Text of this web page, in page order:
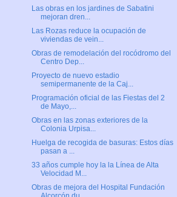
Las obras en los jardines de Sabatini
mejoran dren...
Las Rozas reduce la ocupación de
viviendas de vein...
Obras de remodelación del rocódromo del
Centro Dep...
Proyecto de nuevo estadio
semipermanente de la Caj...
Programación oficial de las Fiestas del 2
de Mayo,...
Obras en las zonas exteriores de la
Colonia Urpisa...
Huelga de recogida de basuras: Estos días
pasan a ...
33 años cumple hoy la la Línea de Alta
Velocidad M...
Obras de mejora del Hospital Fundación